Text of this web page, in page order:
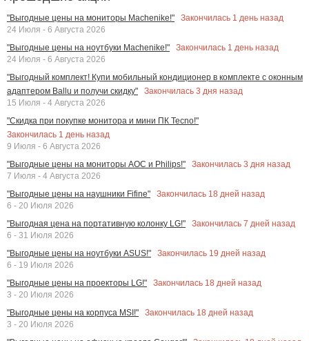
"Выгодные цены на мониторы Machenike!" Закончилась 1 день назад
24 Июля - 6 Августа 2026
"Выгодные цены на ноутбуки Machenike!"
Закончилась 1 день назад
24 Июля - 6 Августа 2026
"Выгодный комплект! Купи мобильный кондиционер в комплекте с оконным
адаптером Ballu и получи скидку"
Закончилась 3 дня назад
15 Июля - 4 Августа 2026
"Скидка при покупке монитора и мини ПК Tecno!"
Закончилась 1 день назад
9 Июля - 6 Августа 2026
"Выгодные цены на мониторы AOC и Philips!"
Закончилась 3 дня назад
7 Июля - 4 Августа 2026
"Выгодные цены на наушники Fifine"
Закончилась 18 дней назад
6 - 20 Июля 2026
"Выгодная цена на портативную колонку LG!"
Закончилась 7 дней назад
6 - 31 Июля 2026
"Выгодные цены на ноутбуки ASUS!"
Закончилась 19 дней назад
6 - 19 Июля 2026
"Выгодные цены на проекторы LG!"
Закончилась 18 дней назад
3 - 20 Июля 2026
"Выгодные цены на корпуса MSI!"
Закончилась 18 дней назад
3 - 20 Июля 2026